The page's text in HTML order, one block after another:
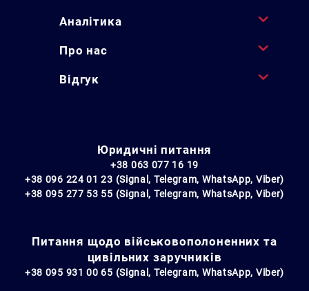
Аналітика
Про нас
Відгук
Юридичні питання
+38 063 077 16 19
+38 096 224 01 23 (Signal, Telegram, WhatsApp, Viber)
+38 095 277 53 55 (Signal, Telegram, WhatsApp, Viber)
Питання щодо військовополоненних та
цивільних заручників
+38 095 931 00 65 (Signal, Telegram, WhatsApp, Viber)